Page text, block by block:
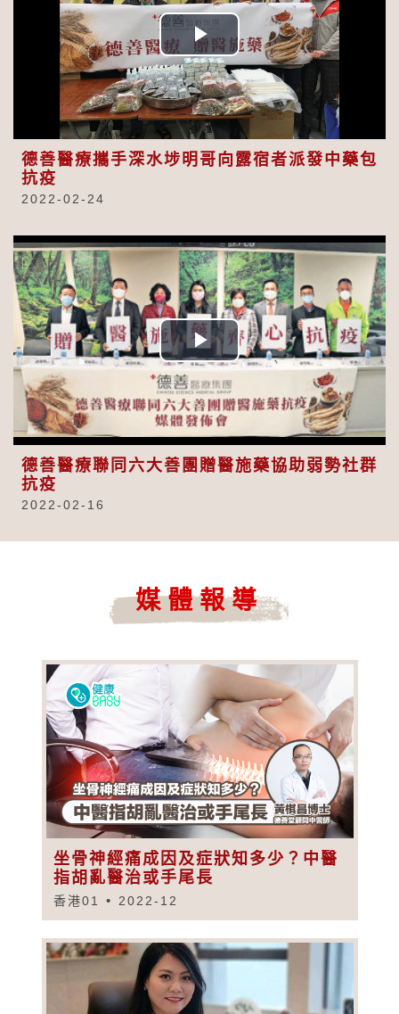
Play
Video
德善醫療攜手深水埗明哥向露宿者派發中藥包
抗疫
2022-02-24
Play
Video
德善醫療聯同六大善團贈醫施藥協助弱勢社群
抗疫
2022-02-16
媒體報導
坐骨神經痛成因及症狀知多少？中醫
指胡亂醫治或手尾長
香港01 2022-12